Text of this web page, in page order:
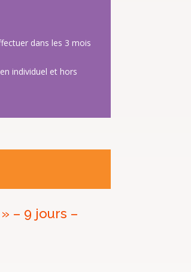
dans les 3 mois
individuel et hors
– 9 jours –